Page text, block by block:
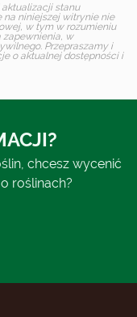
stanu
na niniejszej witrynie nie
w tym w rozumieniu
zapewnienia, w
Przepraszamy i
o aktualnej dostępności i
chcesz wycenić
roślinach?